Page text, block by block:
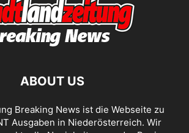
ABOUT US
Breaking News ist die Webseite zu
Ausgaben in Niederösterreich. Wir